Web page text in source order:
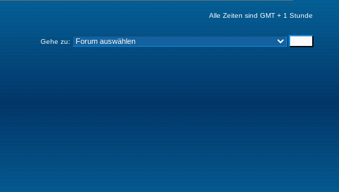
Alle Zeiten sind GMT + 1 Stunde
Gehe zu: